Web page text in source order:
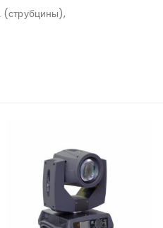
(струбцины),